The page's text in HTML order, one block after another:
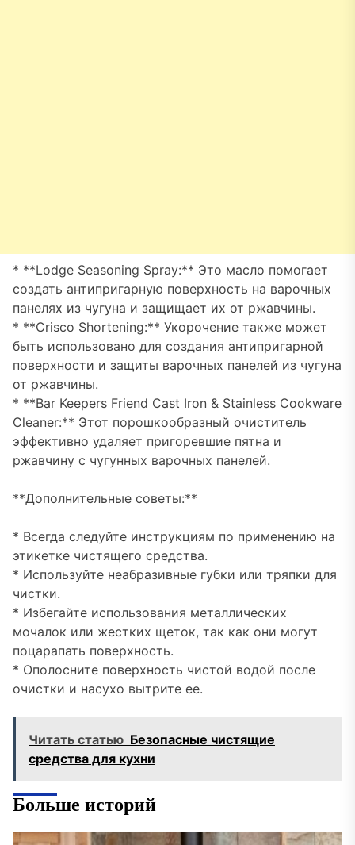
* **Lodge Seasoning Spray:** Это масло помогает
создать антипригарную поверхность на варочных
панелях из чугуна и защищает их от ржавчины.
* **Crisco Shortening:** Укорочение также может
быть использовано для создания антипригарной
поверхности и защиты варочных панелей из чугуна
от ржавчины.
* **Bar Keepers Friend Cast Iron & Stainless Cookware
Cleaner:** Этот порошкообразный очиститель
эффективно удаляет пригоревшие пятна и
ржавчину с чугунных варочных панелей.
**Дополнительные советы:**
* Всегда следуйте инструкциям по применению на
этикетке чистящего средства.
* Используйте неабразивные губки или тряпки для
чистки.
* Избегайте использования металлических
мочалок или жестких щеток, так как они могут
поцарапать поверхность.
* Ополосните поверхность чистой водой после
очистки и насухо вытрите ее.
Читать статью Безопасные чистящие
средства для кухни
Больше историй